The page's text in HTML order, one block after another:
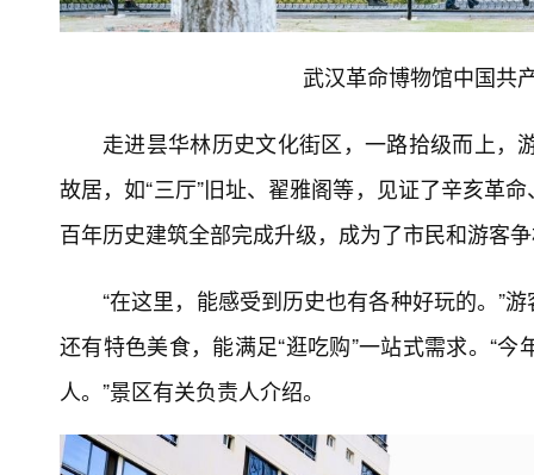
武汉革命博物馆中国共
走进昙华林历史文化街区，一路拾级而上，
故居，如“三厅”旧址、翟雅阁等，见证了辛亥革
百年历史建筑全部完成升级，成为了市民和游客
“在这里，能感受到历史也有各种好玩的。”
还有特色美食，能满足“逛吃购”一站式需求。“
人。”景区有关负责人介绍。